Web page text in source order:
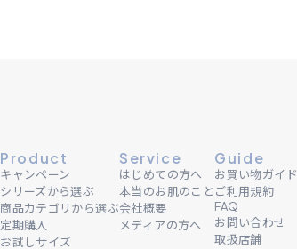
Product
キャンペーン
シリーズから選ぶ
商品カテゴリから選ぶ
定期購入
お試しサイズ
Service
はじめての方へ
本当のお肌のこと
会社概要
メディアの方へ
Guide
お買い物ガイド
ご利用規約
FAQ
お問い合わせ
取扱店舗